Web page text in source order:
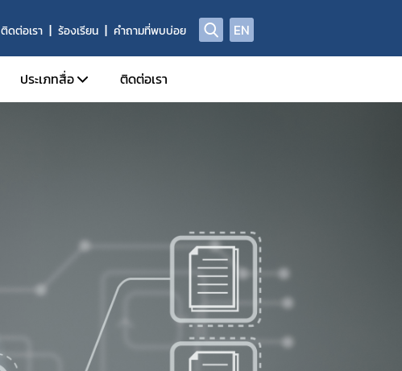
ติดต่อเรา ร้องเรียน คำถามที่พบบ่อย EN
ประเภทสื่อ
แอนิเมชัน
ติดต่อเรา